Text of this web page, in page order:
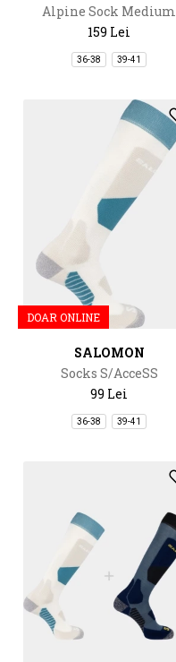
Alpine Sock Medium
159 Lei
36-38 39-41
DOAR ONLINE
SALOMON
Socks S/AcceSS
99 Lei
36-38 39-41